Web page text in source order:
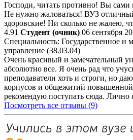
Господи, читать противно! Вы сами
Не нужно жаловаться! ВУЗ
здоровские! Ни сколько не жалею,
4.91 Студент (очник) 06 сентября
Специальность: Государственное и
управление (38.03.04)
Очень красивый и замечательный
абсолютно все. Я очень рад что
преподаватели хоть и строги, но
корпусов и общежитий
рекомендую поступать сюда. Лично
Посмотреть все отзывы (9)